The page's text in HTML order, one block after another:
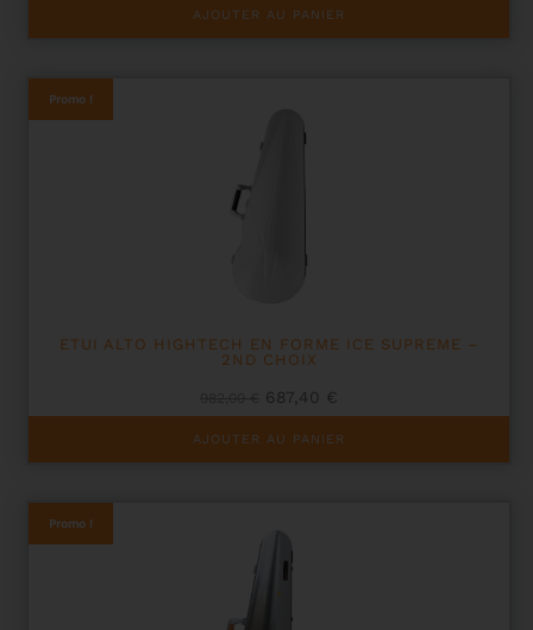
initial
actuel
AJOUTER AU PANIER
Promo !
ETUI ALTO HIGHTECH EN FORME ICE SUPREME –
2ND CHOIX
Le
prix
initial
687,40 €
prix
actuel
AJOUTER AU PANIER
Promo !